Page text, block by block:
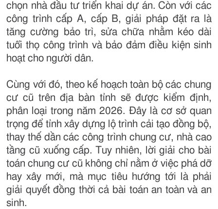
chọn nhà đầu tư triển khai dự án. Còn với các
công trình cấp A, cấp B, giải pháp đặt ra là
tăng cường bảo trì, sửa chữa nhằm kéo dài
tuổi thọ công trình và bảo đảm điều kiện sinh
hoạt cho người dân.
Cùng với đó, theo kế hoạch toàn bộ các chung
cư cũ trên địa bàn tỉnh sẽ được kiểm định,
phân loại trong năm 2026. Đây là cơ sở quan
trọng để tỉnh xây dựng lộ trình cải tạo đồng bộ,
thay thế dần các công trình chung cư, nhà cao
tầng cũ xuống cấp. Tuy nhiên, lời giải cho bài
toán chung cư cũ không chỉ nằm ở việc phá dỡ
hay xây mới, mà mục tiêu hướng tới là phải
giải quyết đồng thời cả bài toán an toàn và an
sinh.